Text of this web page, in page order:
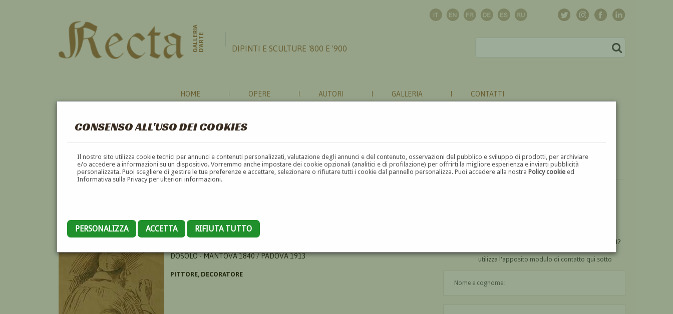
CONSENSO ALL'USO DEI COOKIES
Il nostro sito utilizza cookie tecnici per annunci e contenuti personalizzati, valutazione degli annunci e del contenuto, osservazioni del pubblico e sviluppo di prodotti, per archiviare
e/o accedere a informazioni su un dispositivo. Vorremmo anche impostare dei cookie opzionali (analitici e di profilazione) per offrirti la migliore esperienza e inviarti pubblicità
personalizzata. Puoi scegliere di gestire le tue preferenze e accettare, selezionare o rifiutare tutti i cookie dal pannello personalizza. Puoi accedere alla nostraPolicy cookie ed
Informativa sulla Privacy per ulteriori informazioni.
PERSONALIZZA ACCETTA RIFIUTA TUTTO
GALLERIAD'ARTE DIPINTI E SCULTURE '800 E '900
HOME OPERE AUTORI GALLERIA CONTATTI
RICCARDO CESSI
DOSOLO - MANTOVA 1840 / PADOVA 1913
PITTORE, DECORATORE
UN'OPERA DI RICCARDO CESSI?
utilizza l'apposito modulo di contatto qui sotto